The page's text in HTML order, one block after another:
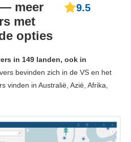
meer
met
opties
9.5
in 149 landen, ook in
bevinden zich in de VS en het
vinden in Australië, Azië, Afrika,